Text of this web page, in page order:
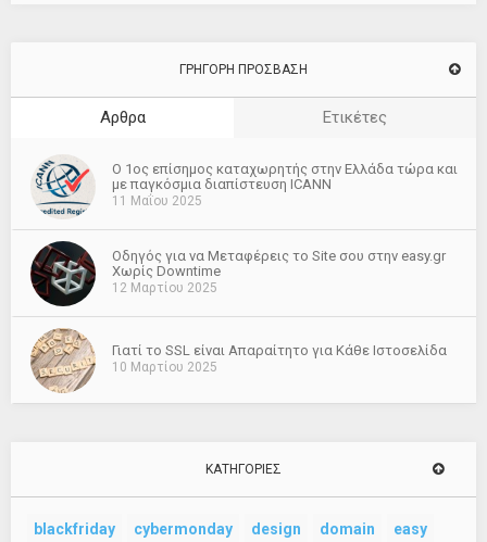
ΓΡΗΓΟΡΗ ΠΡΟΣΒΑΣΗ
Αρθρα Ετικέτες
O 1ος επίσημος καταχωρητής στην Ελλάδα τώρα και
με παγκόσμια διαπίστευση ICANN
11 Μαΐου 2025
Οδηγός για να Μεταφέρεις το Site σου στην easy.gr
Χωρίς Downtime
12 Μαρτίου 2025
Γιατί το SSL είναι Απαραίτητο για Κάθε Ιστοσελίδα
10 Μαρτίου 2025
ΚΑΤΗΓΟΡΊΕΣ
blackfriday cybermonday design domain easy